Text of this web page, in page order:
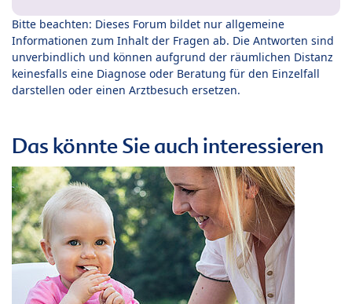
Bitte beachten: Dieses Forum bildet nur allgemeine
Informationen zum Inhalt der Fragen ab. Die Antworten sind
unverbindlich und können aufgrund der räumlichen Distanz
keinesfalls eine Diagnose oder Beratung für den Einzelfall
darstellen oder einen Arztbesuch ersetzen.
Das könnte Sie auch interessieren